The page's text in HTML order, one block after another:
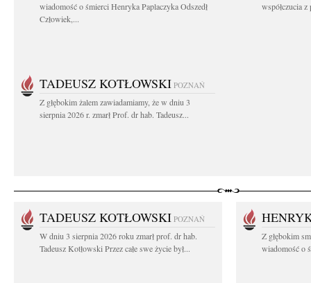
wiadomość o śmierci Henryka Paplaczyka Odszedł
Człowiek,...
współczucia
TADEUSZ KOTŁOWSKI POZNAŃ
Z głębokim żalem zawiadamiamy, że w dniu 3
sierpnia 2026 r. zmarł Prof. dr hab. Tadeusz...
TADEUSZ KOTŁOWSKI POZNAŃ
W dniu 3 sierpnia 2026 roku zmarł prof. dr hab.
Tadeusz Kotłowski Przez całe swe życie był...
Z głębokim
wiadomość o